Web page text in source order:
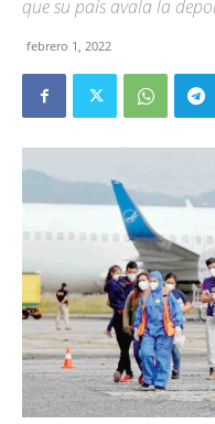
que su país avala la
febrero 1, 2022